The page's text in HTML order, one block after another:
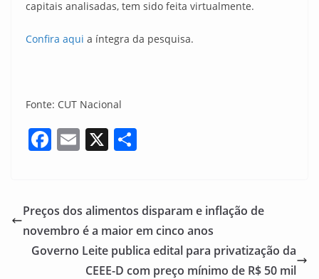
capitais analisadas, tem sido feita virtualmente.
Confira aqui a íntegra da pesquisa.
Fonte: CUT Nacional
F
e
b
o
E
l
X
e
Preços dos alimentos disparam e inflação de
novembro é a maior em cinco anos
Governo Leite publica edital para privatização da
CEEE-D com preço mínimo de R$ 50 mil